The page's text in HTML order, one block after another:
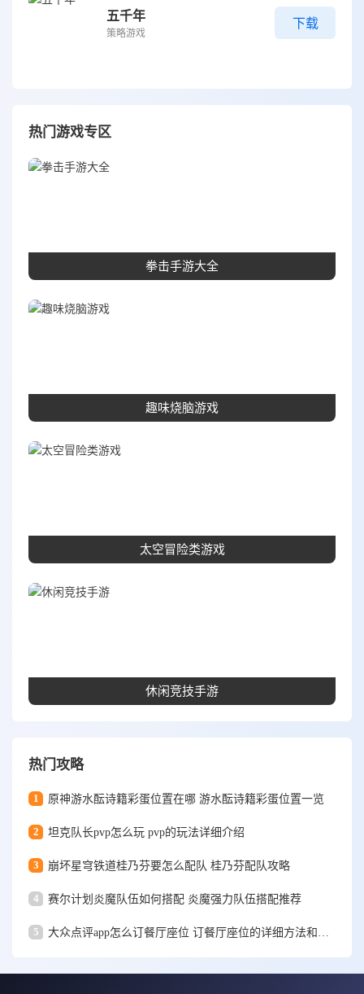
五千年
策略游戏
下载
热门游戏专区
拳击手游大全
趣味烧脑游戏
太空冒险类游戏
休闲竞技手游
热门攻略
1 原神游水酝诗籍彩蛋位置在哪 游水酝诗籍彩蛋位置一览
2 坦克队长pvp怎么玩 pvp的玩法详细介绍
3 崩坏星穹铁道桂乃芬要怎么配队 桂乃芬配队攻略
4 赛尔计划炎魔队伍如何搭配 炎魔强力队伍搭配推荐
5